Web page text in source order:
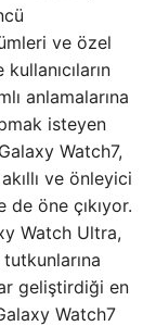
ve özel
anlamalarına
isteyen
Watch7,
ve önleyici
öne çıkıyor.
Watch Ultra,
tutkunlarına
geliştirdiği en
Watch7